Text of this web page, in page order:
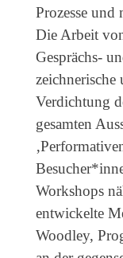
Prozesse und
Die Arbeit
Gesprächs-
Verdichtung
gesamten
Workshops
entwickelte
Woodley,